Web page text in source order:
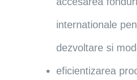
internationale
dezvoltare si
eficientizarea